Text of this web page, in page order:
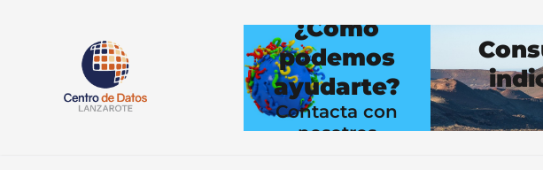
¿Cómo
podemos
ayudarte?
Contacta con
nosotros